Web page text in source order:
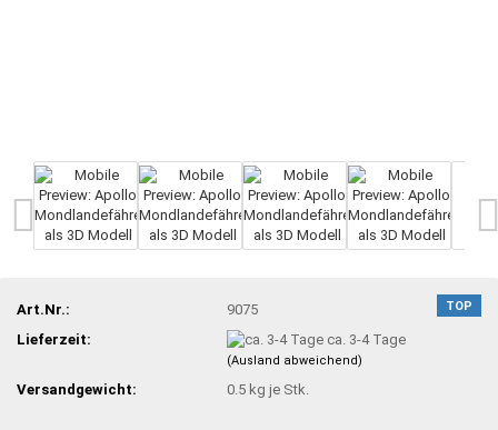
TOP
Art.Nr.:
9075
Lieferzeit:
ca. 3-4 Tage
(Ausland abweichend)
Versandgewicht: 0.5 kg je Stk.